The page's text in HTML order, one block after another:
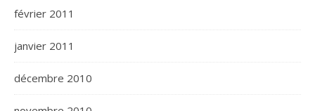
février 2011
janvier 2011
décembre 2010